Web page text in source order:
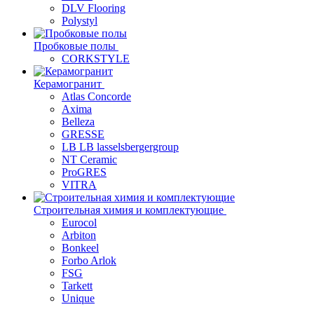
DLV Flooring
Polystyl
Пробковые полы
CORKSTYLE
Керамогранит
Atlas Concorde
Axima
Belleza
GRESSE
LB LB lasselsbergergroup
NT Ceramic
ProGRES
VITRA
Строительная химия и комплектующие
Eurocol
Arbiton
Bonkeel
Forbo Arlok
FSG
Tarkett
Unique